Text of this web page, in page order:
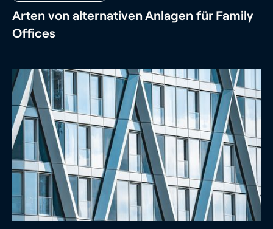
Arten von alternativen Anlagen für Family
Offices